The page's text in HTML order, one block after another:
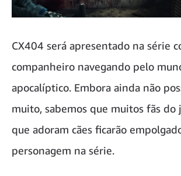
CX404 será apresentado na série
companheiro navegando pelo
apocalíptico. Embora ainda não
muito, sabemos que muitos fãs do
que adoram cães ficarão
personagem na série.